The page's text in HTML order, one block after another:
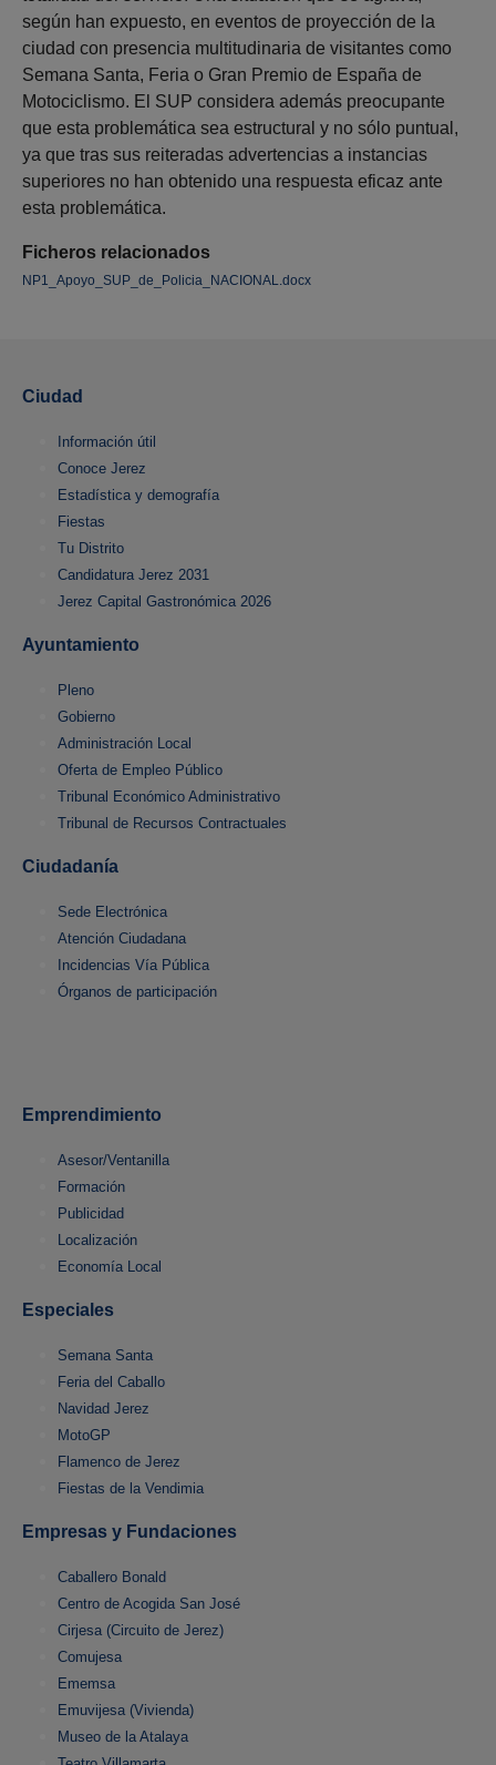
Ficheros relacionados
NP1_Apoyo_SUP_de_Policia_NACIONAL.docx
según han expuesto, en eventos de proyección de la
ciudad con presencia multitudinaria de visitantes como
Semana Santa, Feria o Gran Premio de España de
Motociclismo. El SUP considera además preocupante
que esta problemática sea estructural y no sólo puntual,
ya que tras sus reiteradas advertencias a instancias
superiores no han obtenido una respuesta eficaz ante
esta problemática.
Ciudad
Información útil
Conoce Jerez
Estadística y demografía
Fiestas
Tu Distrito
Candidatura Jerez 2031
Jerez Capital Gastronómica 2026
Ayuntamiento
Pleno
Gobierno
Administración Local
Oferta de Empleo Público
Tribunal Económico Administrativo
Tribunal de Recursos Contractuales
Ciudadanía
Sede Electrónica
Atención Ciudadana
Incidencias Vía Pública
Órganos de participación
Emprendimiento
Asesor/Ventanilla
Formación
Publicidad
Localización
Economía Local
Especiales
Semana Santa
Feria del Caballo
Navidad Jerez
MotoGP
Flamenco de Jerez
Fiestas de la Vendimia
Empresas y Fundaciones
Caballero Bonald
Centro de Acogida San José
Cirjesa (Circuito de Jerez)
Comujesa
Ememsa
Emuvijesa (Vivienda)
Museo de la Atalaya